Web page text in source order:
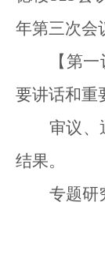
年第三次会
【第
要讲话和重
审议、
结果。
专题研